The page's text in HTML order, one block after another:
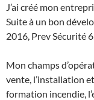
J’ai créé mon
Suite à un bon
2016, Prev Sécurité
Mon champs
vente, l’installation
formation incendie,